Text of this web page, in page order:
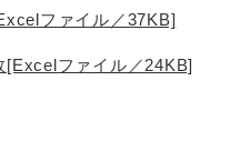
ファイル／37KB]
ファイル／24KB]